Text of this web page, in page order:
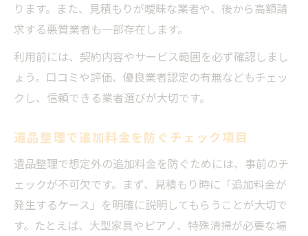
ります。また、見積もりが曖昧な業者や、後から高額請
求する悪質業者も一部存在します。
利用前には、契約内容やサービス範囲を必ず確認しまし
ょう。口コミや評価、優良業者認定の有無などもチェッ
クし、信頼できる業者選びが大切です。
遺品整理で追加料金を防ぐチェック項目
遺品整理で想定外の追加料金を防ぐためには、事前のチ
ェックが不可欠です。まず、見積もり時に「追加料金が
発生するケース」を明確に説明してもらうことが大切で
す。たとえば、大型家具やピアノ、特殊清掃が必要な場